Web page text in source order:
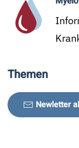
Themen
Newletter